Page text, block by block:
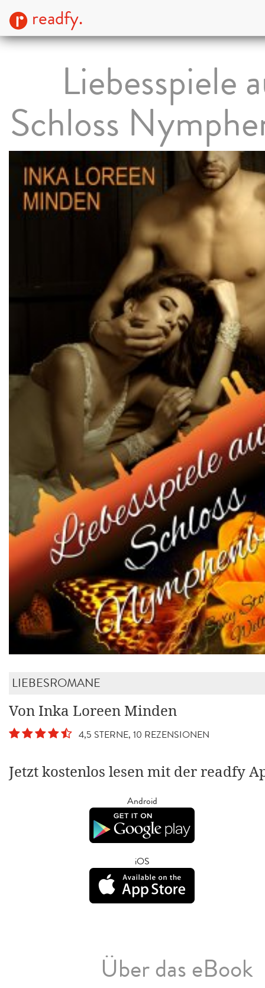
readfy.
Liebesspiele
Schloss
LIEBESROMANE
Von Inka Loreen Minden
4,5 STERNE, 10 REZENSIONEN
Jetzt kostenlos lesen mit der readfy
Android
iOS
Über das eBook